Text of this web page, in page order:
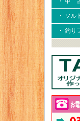
・ ソル
・ 釣り